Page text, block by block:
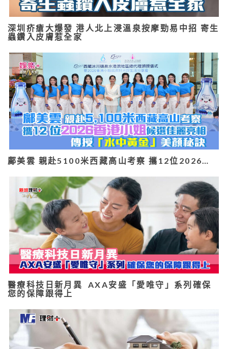
深圳疥瘡大爆發 港人北上浸溫泉按摩勁易中招 寄生
蟲鑽入皮膚惹全家
鄺美雲 親赴5100米西藏高山考察 攜12位2026…
醫療科技日新月異 AXA安盛「愛唯守」系列確保
您的保障跟得上